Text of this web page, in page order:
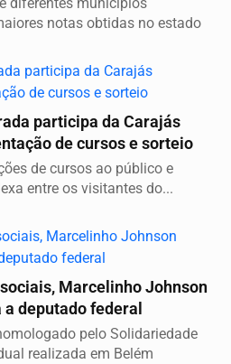
notas obtidas no estado
participa da Carajás
de cursos e sorteio
de cursos ao público e
entre os visitantes do...
Marcelinho Johnson
deputado federal
pelo Solidariedade
realizada em Belém